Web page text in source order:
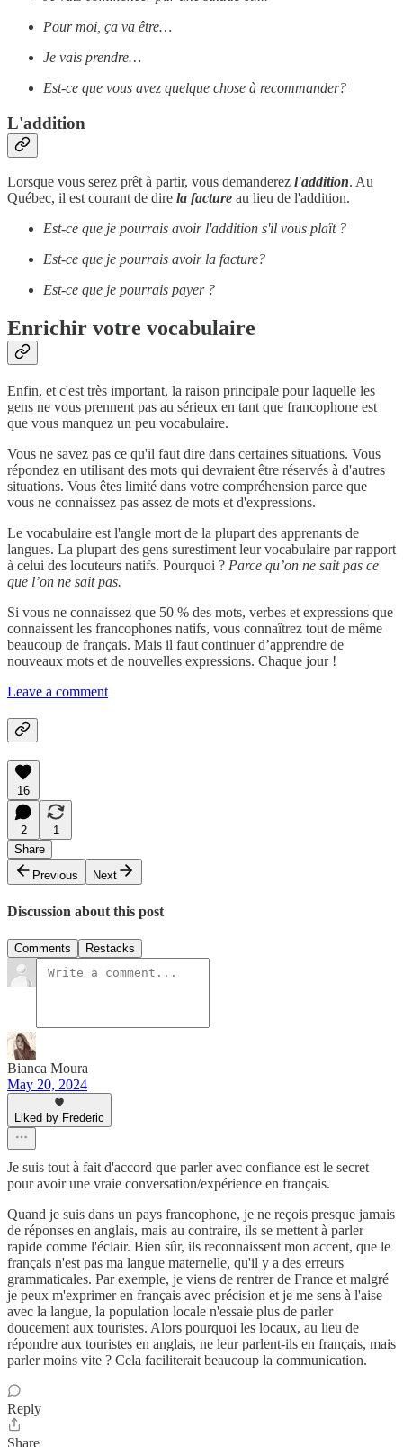
Pour moi, ça va être…
Je vais prendre…
Est-ce que vous avez quelque chose à recommander?
L'addition
Lorsque vous serez prêt à partir, vous demanderez l'addition. Au
Québec, il est courant de dire la facture au lieu de l'addition.
Est-ce que je pourrais avoir l'addition s'il vous plaît ?
Est-ce que je pourrais avoir la facture?
Est-ce que je pourrais payer ?
Enrichir votre vocabulaire
Enfin, et c'est très important, la raison principale pour laquelle les
gens ne vous prennent pas au sérieux en tant que francophone est
que vous manquez un peu vocabulaire.
Vous ne savez pas ce qu'il faut dire dans certaines situations. Vous
répondez en utilisant des mots qui devraient être réservés à d'autres
situations. Vous êtes limité dans votre compréhension parce que
vous ne connaissez pas assez de mots et d'expressions.
Le vocabulaire est l'angle mort de la plupart des apprenants de
langues. La plupart des gens surestiment leur vocabulaire par rapport
à celui des locuteurs natifs. Pourquoi ? Parce qu’on ne sait pas ce
que l’on ne sait pas.
Si vous ne connaissez que 50 % des mots, verbes et expressions que
connaissent les francophones natifs, vous connaîtrez tout de même
beaucoup de français. Mais il faut continuer d’apprendre de
nouveaux mots et de nouvelles expressions. Chaque jour !
Leave a comment
16
2
1
Share
Previous
Next
Discussion about this post
Comments Restacks
Bianca Moura
May 20, 2024
Liked by Frederic
Je suis tout à fait d'accord que parler avec confiance est le secret
pour avoir une vraie conversation/expérience en français.
Quand je suis dans un pays francophone, je ne reçois presque jamais
de réponses en anglais, mais au contraire, ils se mettent à parler
rapide comme l'éclair. Bien sûr, ils reconnaissent mon accent, que le
français n'est pas ma langue maternelle, qu'il y a des erreurs
grammaticales. Par exemple, je viens de rentrer de France et malgré
je peux m'exprimer en français avec précision et je me sens à l'aise
avec la langue, la population locale n'essaie plus de parler
doucement aux touristes. Alors pourquoi les locaux, au lieu de
répondre aux touristes en anglais, ne leur parlent-ils en français, mais
parler moins vite ? Cela faciliterait beaucoup la communication.
Reply
Share